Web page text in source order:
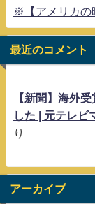
※【アメリカの
最近のコメント
【新聞】海外
した | 元テレビ
り
アーカイブ